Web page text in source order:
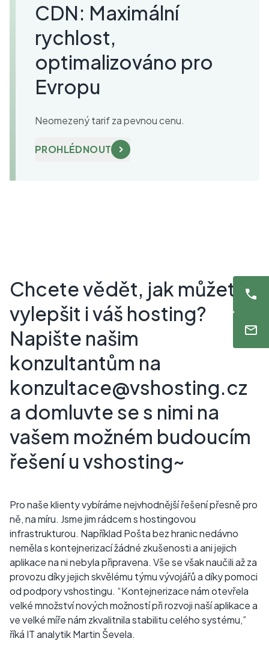
CDN: Maximální
rychlost,
optimalizováno pro
Evropu
Neomezený tarif za pevnou cenu.
PROHLÉDNOUT
Chcete vědět, jak můžete
vylepšit i váš hosting?
Napište našim
konzultantům na
konzultace@vshosting.cz
a domluvte se s nimi na
vašem možném budoucím
řešení u vshosting~
Pro naše klienty vybíráme nejvhodnější řešení přesně pro
ně, na míru. Jsme jim rádcem s hostingovou
infrastrukturou. Například Pošta bez hranic nedávno
neměla s kontejnerizací žádné zkušenosti a ani jejich
aplikace na ni nebyla připravena. Vše se však naučili až za
provozu díky jejich skvělému týmu vývojářů a díky pomoci
od podpory vshostingu. “Kontejnerizace nám otevřela
velké množství nových možností při rozvoji naší aplikace a
ve velké míře nám zkvalitnila stabilitu celého systému,”
říká IT analytik Martin Ševela.